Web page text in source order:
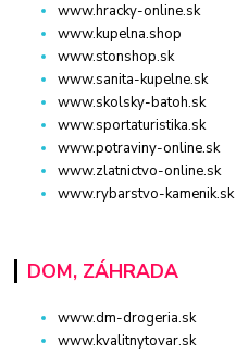
www.hracky-online.sk
www.kupelna.shop
www.stonshop.sk
www.sanita-kupelne.sk
www.skolsky-batoh.sk
www.sportaturistika.sk
www.potraviny-online.sk
www.zlatnictvo-online.sk
www.rybarstvo-kamenik.sk
DOM, ZÁHRADA
www.dm-drogeria.sk
www.kvalitnytovar.sk